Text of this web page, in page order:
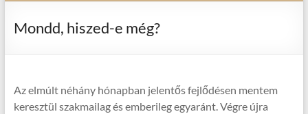
Mondd, hiszed-e még?
Az elmúlt néhány hónapban jelentős fejlődésen mentem
keresztül szakmailag és emberileg egyaránt. Végre újra